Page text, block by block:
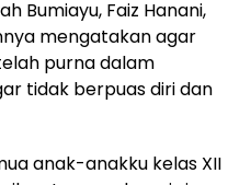
Bumiayu, Faiz Hanani,
mengatakan agar
purna dalam
tidak berpuas diri dan
anak-anakku kelas XII